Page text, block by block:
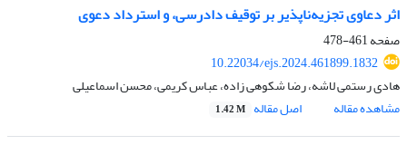
اثر دعاوی تجزیه‌ناپذیر بر توقیف دادرسی، و استرداد دعوی
صفحه461-478
10.22034/ejs.2024.461899.1832
هادی رستمی لاشه، رضا شکوهی زاده، عباس کریمی، محسن اسماعیلی
مشاهده مقاله
اصل مقاله 1.42 M